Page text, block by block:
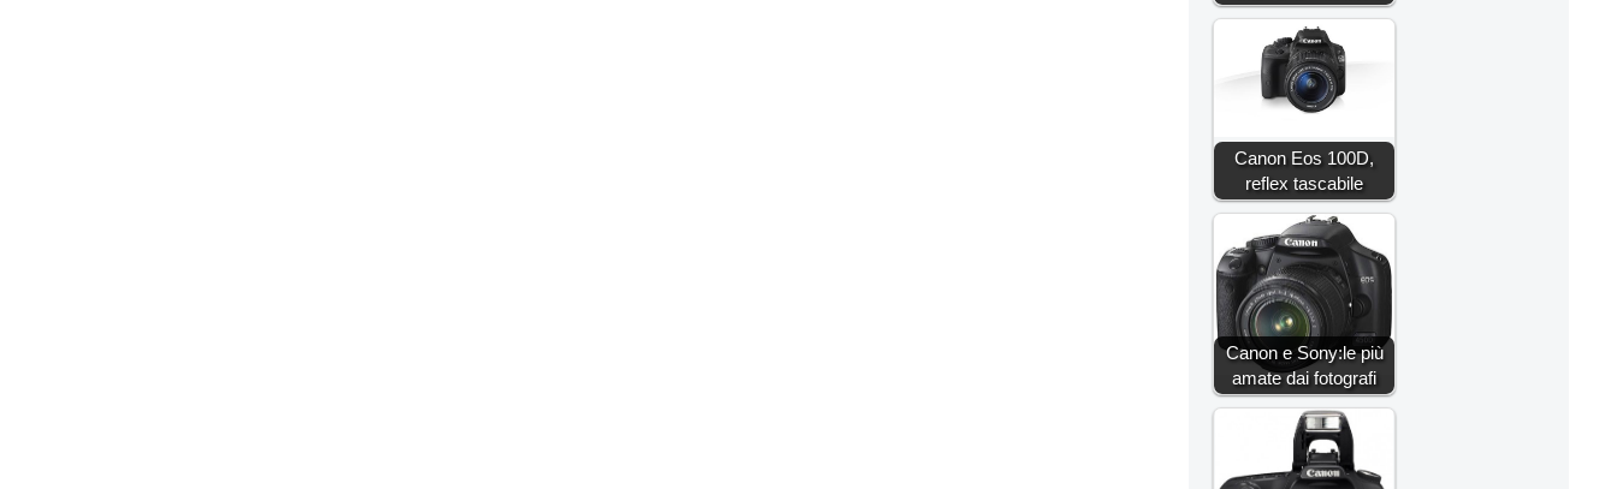
Canon Eos 100D,
reflex tascabile
Canon e Sony:le più
amate dai fotografi